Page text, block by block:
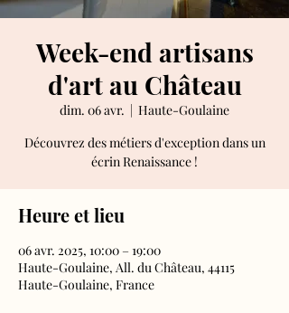
Week-end artisans
d'art au Château
dim. 06 avr.
  |
Haute-Goulaine
Découvrez des métiers d'exception dans un
écrin Renaissance !
Heure et lieu
06 avr. 2025, 10:00 – 19:00
Haute-Goulaine, All. du Château, 44115
Haute-Goulaine, France